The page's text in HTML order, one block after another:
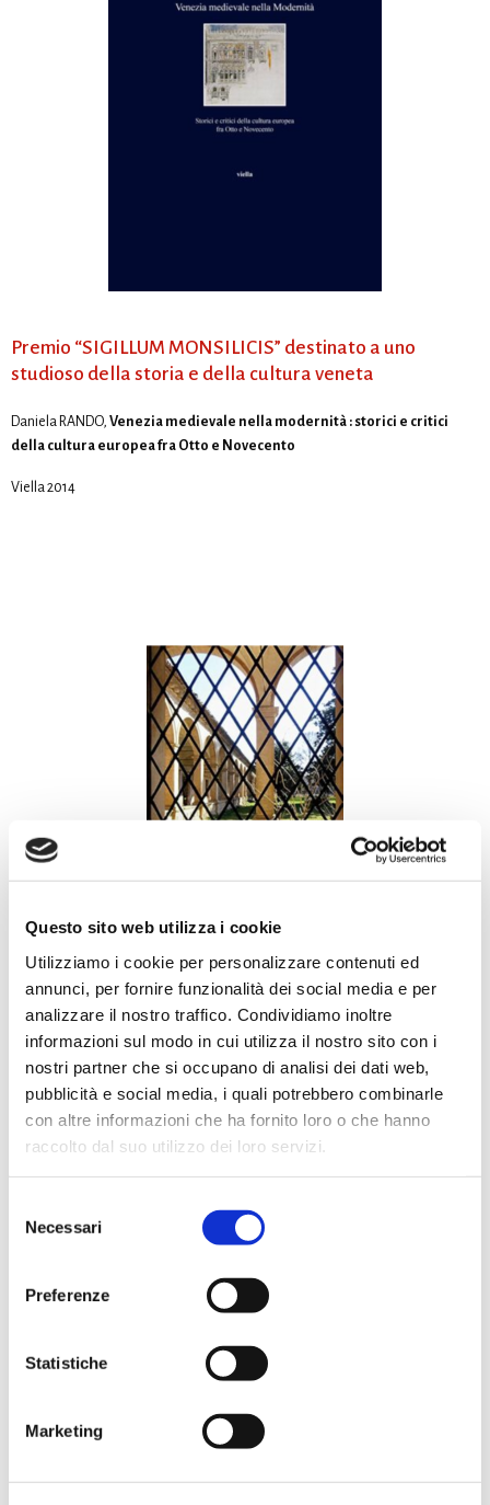
Questo sito web utilizza i cookie
Utilizziamo i cookie per personalizzare contenuti ed
annunci, per fornire funzionalità dei social media e per
analizzare il nostro traffico. Condividiamo inoltre
informazioni sul modo in cui utilizza il nostro sito con i
nostri partner che si occupano di analisi dei dati web,
pubblicità e social media, i quali potrebbero combinarle
con altre informazioni che ha fornito loro o che hanno
raccolto dal suo utilizzo dei loro servizi.
delNecessari
Preferenze
Statistiche
Marketing
Premio “SIGILLUM MONSILICIS” destinato a uno
studioso della storia e della cultura veneta
Daniela RANDO, Venezia medievale nella modernità : storici e critici
della cultura europea fra Otto e Novecento
Viella 2014
Premio libro padovano
Franco BENUCCI, Franco DE CECCHI,Le certose di Padova
Cleup 2016